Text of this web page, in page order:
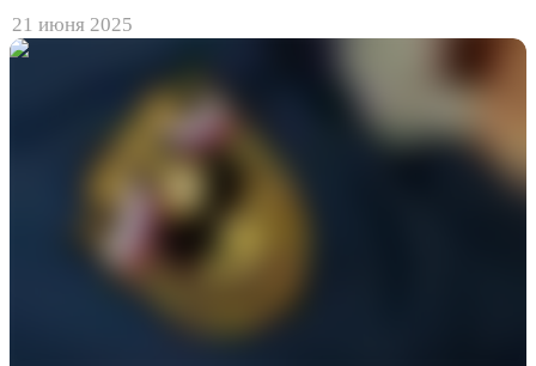
21 июня 2025